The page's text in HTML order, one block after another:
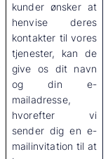
kunder ønsker at
henvise deres
kontakter til vores
tjenester, kan de
give os dit navn
og din e-
mailadresse,
hvorefter vi
sender dig en e-
mailinvitation til at